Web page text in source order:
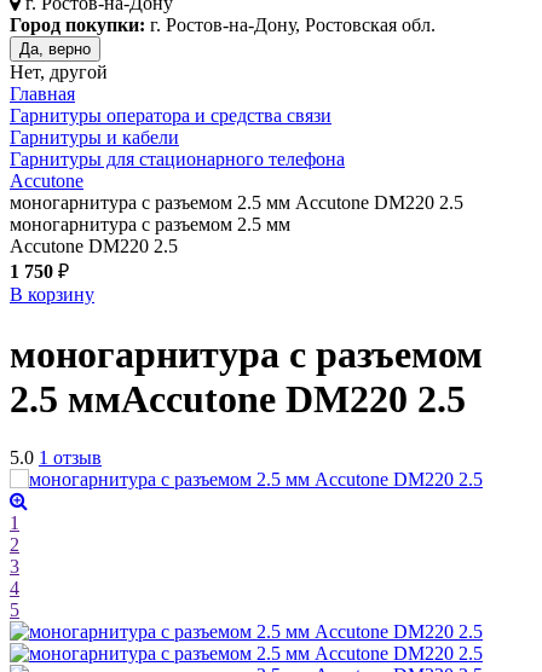
Город покупки: г. Ростов-на-Дону, Ростовская обл.
Да, верно
Нет, другой
Главная
Гарнитуры оператора и средства связи
Гарнитуры и кабели
Гарнитуры для стационарного телефона
Accutone
моногарнитура с разъемом 2.5 мм Accutone DM220 2.5
моногарнитура с разъемом 2.5 мм
Accutone DM220 2.5
1 750 ₽
В корзину
моногарнитура с разъемом
2.5 ммAccutone DM220 2.5
5.0 1 отзыв
1
2
3
4
5